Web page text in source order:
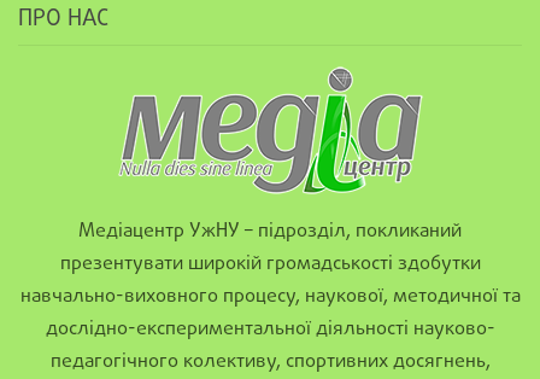
ПРО НАС
Медіацентр УжНУ – підрозділ, покликаний
презентувати широкій громадськості здобутки
навчально-виховного процесу, наукової, методичної та
дослідно-експериментальної діяльності науково-
педагогічного колективу, спортивних досягнень,